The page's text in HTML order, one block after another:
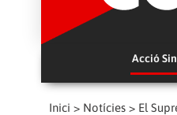
Acció
Inici > Notícies > El